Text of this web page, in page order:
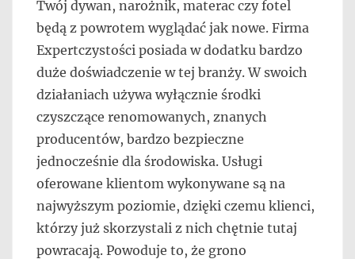
Twój dywan, narożnik, materac czy fotel
będą z powrotem wyglądać jak nowe. Firma
Expertczystości posiada w dodatku bardzo
duże doświadczenie w tej branży. W swoich
działaniach używa wyłącznie środki
czyszczące renomowanych, znanych
producentów, bardzo bezpieczne
jednocześnie dla środowiska. Usługi
oferowane klientom wykonywane są na
najwyższym poziomie, dzięki czemu klienci,
którzy już skorzystali z nich chętnie tutaj
powracają. Powoduje to, że grono